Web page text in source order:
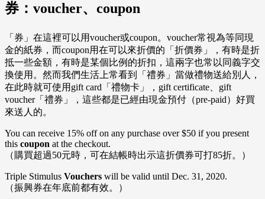
券：voucher、coupon
「券」在這裡可以用voucher或coupon。voucher常視為等同現
金的紙券，而coupon用在可以來折價的「折價券」，有時是折
抵一些金額，有時是某個比例的折扣，這兩字也常以同義字交
換使用。然而我們生活上常看到「禮券」當做禮物送給別人，
在此時就可使用gift card「禮物卡」，gift certificate、gift
voucher「禮券」，這些都是已經由現金預付（pre-paid）好買
來送人的。
You can receive 15% off on any purchase over $50 if you present
this coupon at the checkout.
（購買超過50元時，可在結帳時出示這折價券可打85折。）
Triple Stimulus Vouchers will be valid until Dec. 31, 2020.
（振興券在年底前都有效。）